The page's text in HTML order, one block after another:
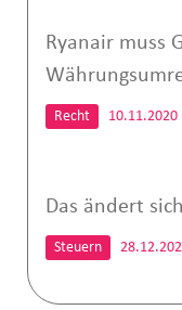
Ryanair muss
Recht 10.11.2020
Das ändert
Steuern